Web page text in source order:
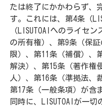
たは終了にかかわらず、
す。これには、第4条（
（LISUTOAIへのライセ
の所有権）、第9条（保
限）、第11条（補償）、
解決）、第15条（著作権
人）、第16条（準拠法、
第17条（一般条項）が含
同時に、LISUTOAIが一